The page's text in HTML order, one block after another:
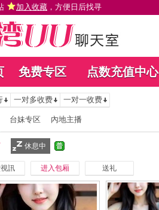
加入收藏 ，方便日后找寻
免费专区 点数充值中心
一对多收费 一对一收费
台妹专区 內地主播
休息中
訊 进入包厢 送礼